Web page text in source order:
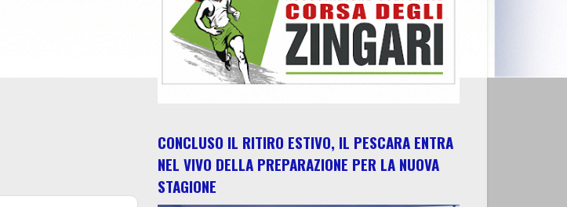
CONCLUSO IL RITIRO ESTIVO, IL PESCARA ENTRA
NEL VIVO DELLA PREPARAZIONE PER LA NUOVA
STAGIONE